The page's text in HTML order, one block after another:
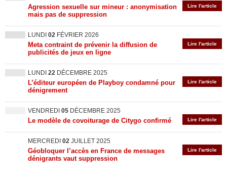
Lire l'article
Agression sexuelle sur mineur : anonymisation
mais pas de suppression
LUNDI 02 FÉVRIER 2026
Lire l'article
Meta contraint de prévenir la diffusion de
publicités de jeux en ligne
LUNDI 22 DÉCEMBRE 2025
Lire l'article
L’éditeur européen de Playboy condamné pour
dénigrement
VENDREDI 05 DÉCEMBRE 2025
Lire l'article
Le modèle de covoiturage de Citygo confirmé
MERCREDI 02 JUILLET 2025
Lire l'article
Géobloquer l’accès en France de messages
dénigrants vaut suppression